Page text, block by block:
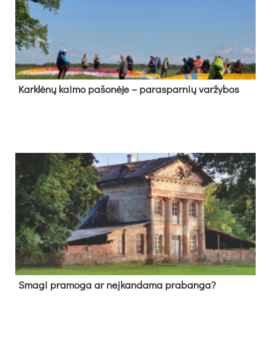
Kark­lė­nų kai­mo pa­šo­nė­je – pa­ras­par­nių var­žy­bos
Sma­gi pra­mo­ga ar neį­kan­da­ma pra­ban­ga?